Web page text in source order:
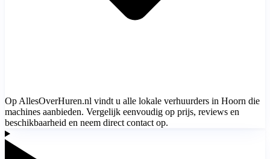
Op AllesOverHuren.nl vindt u alle lokale verhuurders in Hoorn die
machines aanbieden. Vergelijk eenvoudig op prijs, reviews en
beschikbaarheid en neem direct contact op.